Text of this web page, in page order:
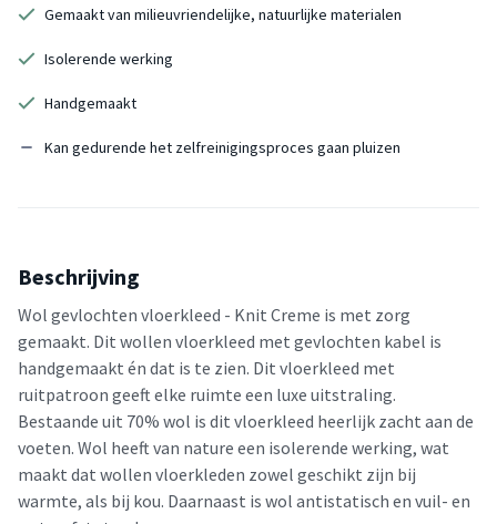
Gemaakt van milieuvriendelijke, natuurlijke materialen
Isolerende werking
Handgemaakt
Kan gedurende het zelfreinigingsproces gaan pluizen
Beschrijving
Wol gevlochten vloerkleed - Knit Creme is met zorg
gemaakt. Dit wollen vloerkleed met gevlochten kabel is
handgemaakt én dat is te zien. Dit vloerkleed met
ruitpatroon geeft elke ruimte een luxe uitstraling.
Bestaande uit 70% wol is dit vloerkleed heerlijk zacht aan de
voeten. Wol heeft van nature een isolerende werking, wat
maakt dat wollen vloerkleden zowel geschikt zijn bij
warmte, als bij kou. Daarnaast is wol antistatisch en vuil- en